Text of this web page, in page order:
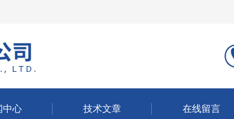
中心 技术文章 在线留言